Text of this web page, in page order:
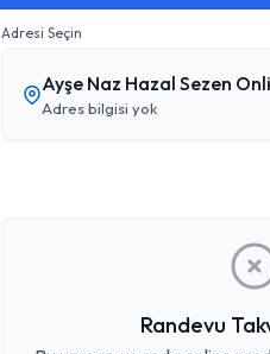
Adresi Seçin
Ayşe Naz Hazal Sezen
Adres bilgisi yok
Randevu